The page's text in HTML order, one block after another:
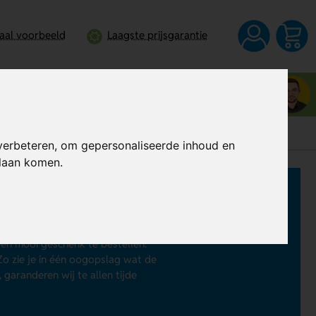
om gepersonaliseerde inhoud en
komen.
voorbeeld Laagste prijsgarantie
mooi geschenk te bestellen.
zie je in één oogopslag wat de
wij te allen tijde